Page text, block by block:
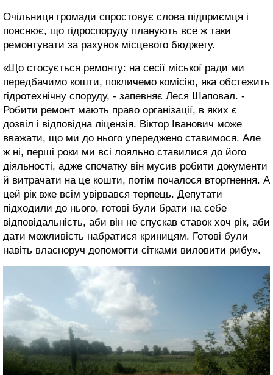
Очільниця громади спростовує слова підприємця і
пояснює, що гідроспоруду планують все ж таки
ремонтувати за рахунок місцевого бюджету.
«Що стосується ремонту: на сесії міської ради ми
передбачимо кошти, покличемо комісію, яка обстежить
гідротехнічну споруду, - запевняє Леся Шаповал. -
Робити ремонт мають право організації, в яких є
дозвіл і відповідна ліцензія. Віктор Іванович може
вважати, що ми до нього упереджено ставимося. Але
ж ні, перші роки ми всі лояльно ставилися до його
діяльності, адже спочатку він мусив робити документи
й витрачати на це кошти, потім почалося вторгнення. А
цей рік вже всім увірвався терпець. Депутати
підходили до нього, готові були брати на себе
відповідальність, аби він не спускав ставок хоч рік, аби
дати можливість набратися криницям. Готові були
навіть власноруч допомогти сітками виловити рибу».